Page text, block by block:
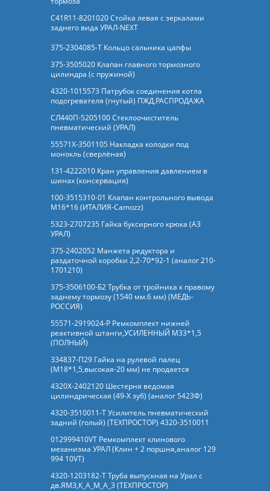
C41R11-8201020 Стойка левая с зеркалами
заднего вида УРАЛ-NEXT
375-2304085-Т Кольцо сальника цапфы
375-3505020 Клапан главного тормозного
цилиндра (с пружиной)
4320-1015573 Патрубок соединения котла
подогревателя (гнутый) ПЖД,РАСПРОДАЖА
СЛ440П-5205100 Стеклоочиститель
пневматический (УРАЛ)
55571Х-3501105 Накладка колодки под
монокль (сверлёная)
131-4222010 Кран управления давлением в
шинах (консервация)
100-3515310-01 Клапан контрольного вывода
М16*16 (ИТАЛИЯ-Camozz)
5323-2707235 Гайка буксирного крюка (АЗ
УРАЛ)
375-2402052 Манжета редуктора и
раздаточной коробки 2,2-70*92-1 (аналог 210-
1701210)
375-3506100-Б2 Трубка от тройника к правому
заднему тормозу (1540 мм.6 мм) (МЕДЬ-
РОССИЯ)
55571-2919024-Р Ремкомплект нижней
реактивной штанги,УСИЛЕННЫЙ М33*1,5
(ПОЛНЫЙ)
334837-П29 Гайка на рулевой палец
(М18*1,5,высокая-20 мм) не продается
4320Х-2402120 Шестерня ведомая
цилиндрическая (49-Х зуб) (аналог 5423Ф)
4320-3510011-Т Усилитель пневматический
задний (голый) (ТЕХПРОСТОР) 4320-3510011
012999410VT Ремкомплект клинового
механизма УРАЛ (Клин + 2 поршня,аналог 129
994 10VT)
4320-1203182-Т Труба выпускная на Урал с
дв.ЯМЗ,К_А_М_А_3 (ТЕХПРОСТОР)